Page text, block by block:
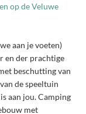
op de Veluwe
aan je voeten)
en der prachtige
beschutting van
de speeltuin
aan jou. Camping
met